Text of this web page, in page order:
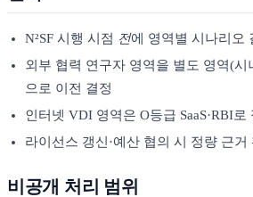
N²SF 시행 시점 전에 영역별 시나리오
외부 협력 연구자 영역을 별도 영역(시
으로 이전 결정
인터넷 VDI 영역은 O등급 SaaS·RBI
라이선스 갱신·예산 협의 시 정량 근거
비공개 처리 범위